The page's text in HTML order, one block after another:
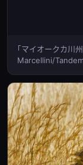
｢マイオークカ川
Marcellini/